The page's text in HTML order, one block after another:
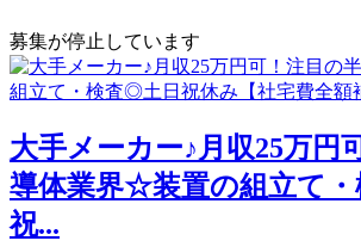
募集が停止しています
大手メーカー♪月収25万円
導体業界☆装置の組立て
祝...